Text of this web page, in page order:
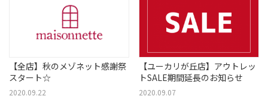
【全店】秋のメゾネット感謝祭
スタート☆
2020.09.22
【ユーカリが丘店】アウトレッ
トSALE期間延長のお知らせ
2020.09.07